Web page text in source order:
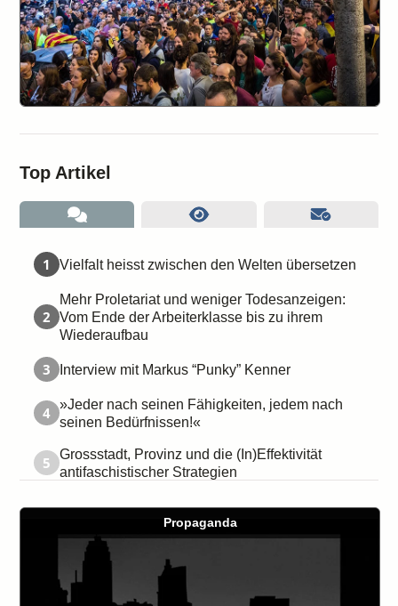
Top Artikel
1 Vielfalt heisst zwischen den Welten übersetzen
2
Mehr Proletariat und weniger Todesanzeigen:
Vom Ende der Arbeiterklasse bis zu ihrem
Wiederaufbau
3 Interview mit Markus “Punky” Kenner
4
»Jeder nach seinen Fähigkeiten, jedem nach
seinen Bedürfnissen!«
5
Grossstadt, Provinz und die (In)Effektivität
antifaschistischer Strategien
Propaganda